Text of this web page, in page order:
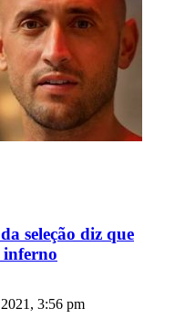
seleção diz que
3:56 pm